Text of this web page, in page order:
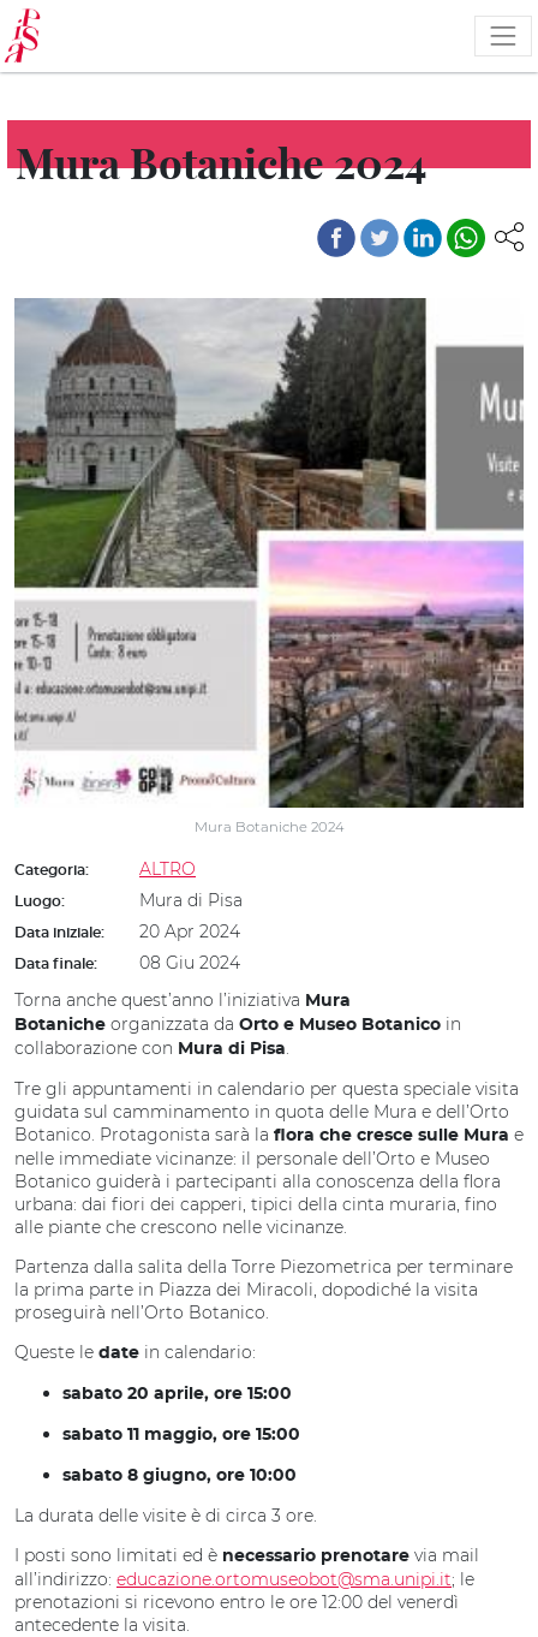
Salta
al
contenuto
principale
Mura Botaniche 2024
Mura Botaniche 2024
Categoria: ALTRO
Luogo: Mura di Pisa
Data iniziale: 20 Apr 2024
Data finale:
08 Giu 2024
Torna anche quest’anno l’iniziativa Mura
Botaniche organizzata da Orto e Museo Botanico in
collaborazione con Mura di Pisa.
Tre gli appuntamenti in calendario per questa speciale visita
guidata sul camminamento in quota delle Mura e dell’Orto
Botanico. Protagonista sarà la flora che cresce sulle Mura e
nelle immediate vicinanze: il personale dell’Orto e Museo
Botanico guiderà i partecipanti alla conoscenza della flora
urbana: dai fiori dei capperi, tipici della cinta muraria, fino
alle piante che crescono nelle vicinanze.
Partenza dalla salita della Torre Piezometrica per terminare
la prima parte in Piazza dei Miracoli, dopodiché la visita
proseguirà nell’Orto Botanico.
Queste le date in calendario:
sabato 20 aprile, ore 15:00
sabato 11 maggio, ore 15:00
sabato 8 giugno, ore 10:00
La durata delle visite è di circa 3 ore.
I posti sono limitati ed è necessario prenotare via mail
all’indirizzo: educazione.ortomuseobot@sma.unipi.it; le
prenotazioni si ricevono entro le ore 12:00 del venerdì
antecedente la visita.